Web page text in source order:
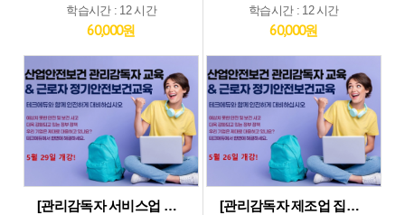
학습시간 : 12 시간
60,000원
학습시간 : 12 시간
60,000원
[관리감독자 서비스업 및 기타업 집체교육_5월29일] 기타업종 및 서비스업종 관리감독자 집체 교육...5월29일 개강 [관리감독자 제조업 집체교육_5월26일] 제조업종 관리감독자 집체 교육...5월26일 개강